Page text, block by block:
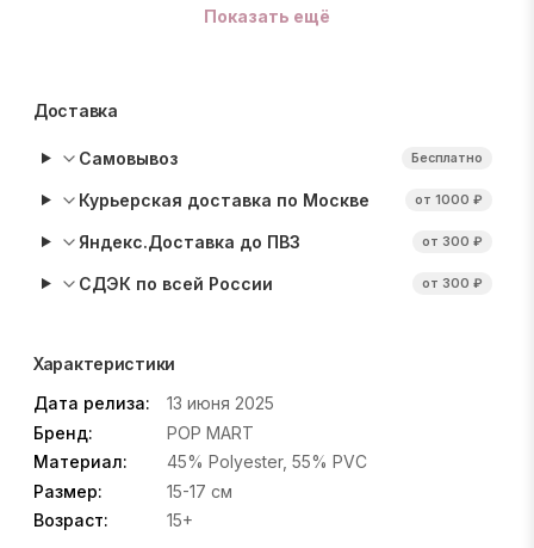
Показать ещё
Доставка
Самовывоз Бесплатно
Курьерская доставка по Москве от 1000 ₽
Яндекс.Доставка до ПВЗ от 300 ₽
СДЭК по всей России от 300 ₽
Характеристики
Дата релиза:
13 июня 2025
Бренд:
POP MART
Материал:
45% Polyester, 55% PVC
Размер:
15-17 см
Возраст:
15+